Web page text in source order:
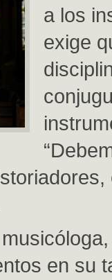
a los
exige
en su